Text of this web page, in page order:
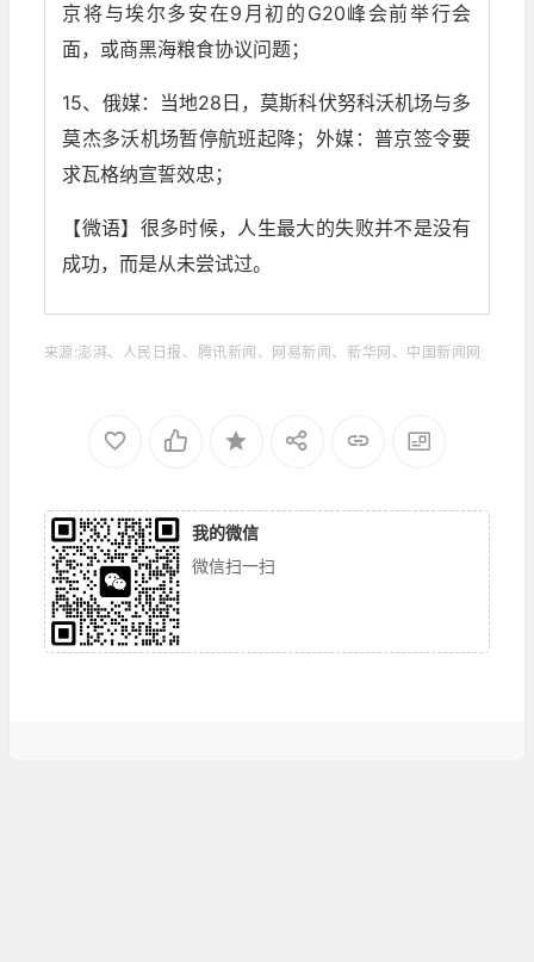
京将与埃尔多安在9月初的G20峰会前举行会
面，或商黑海粮食协议问题；
15、俄媒：当地28日，莫斯科伏努科沃机场与多
莫杰多沃机场暂停航班起降；外媒：普京签令要
求瓦格纳宣誓效忠；
【微语】很多时候，人生最大的失败并不是没有
成功，而是从未尝试过。
来源:澎湃、人民日报、腾讯新闻、网易新闻、新华网、中国新闻网
我的微信
微信扫一扫